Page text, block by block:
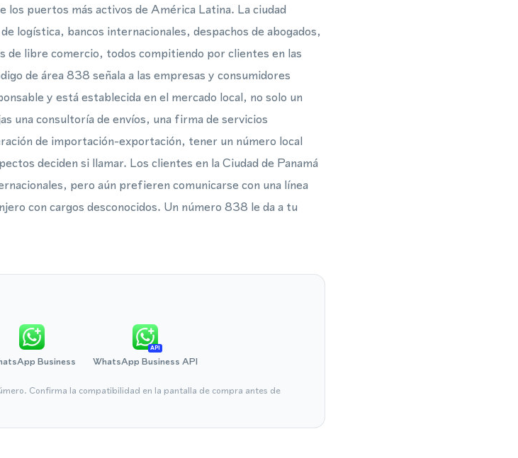
los puertos más activos de América Latina. La ciudad
logística, bancos internacionales, despachos de abogados,
de libre comercio, todos compitiendo por clientes en las
de área 838 señala a las empresas y consumidores
y está establecida en el mercado local, no solo un
una consultoría de envíos, una firma de servicios
de importación-exportación, tener un número local
deciden si llamar. Los clientes en la Ciudad de Panamá
pero aún prefieren comunicarse con una línea
con cargos desconocidos. Un número 838 le da a tu
Business
API
WhatsApp Business API
Confirma la compatibilidad en la pantalla de compra antes de